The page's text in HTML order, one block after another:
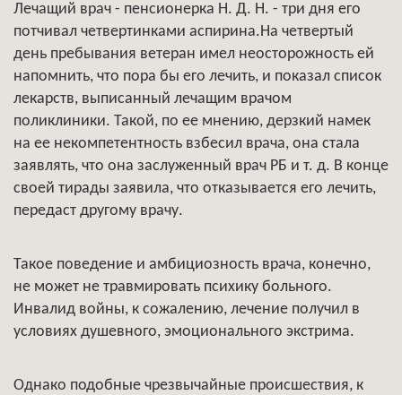
Лечащий врач - пенсионерка Н. Д. Н. - три дня его
потчивал четвертинками аспирина.На четвертый
день пребывания ветеран имел неосторожность ей
напомнить, что пора бы его лечить, и показал список
лекарств, выписанный лечащим врачом
поликлиники. Такой, по ее мнению, дерзкий намек
на ее некомпетентность взбесил врача, она стала
заявлять, что она заслуженный врач РБ и т. д. В конце
своей тирады заявила, что отказывается его лечить,
передаст другому врачу.
Такое поведение и амбициозность врача, конечно,
не может не травмировать психику больного.
Инвалид войны, к сожалению, лечение получил в
условиях душевного, эмоционального экстрима.
Однако подобные чрезвычайные происшествия, к